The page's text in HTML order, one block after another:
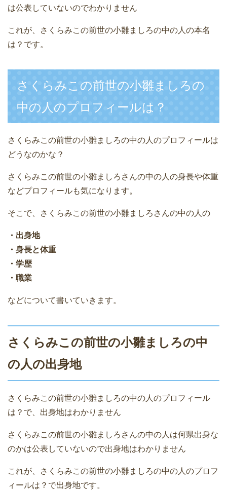
は公表していないのでわかりません
これが、さくらみこの前世の小雛ましろの中の人の本名
は？です。
さくらみこの前世の小雛ましろの
中の人のプロフィールは？
さくらみこの前世の小雛ましろの中の人のプロフィールは
どうなのかな？
さくらみこの前世の小雛ましろさんの中の人の身長や体重
などプロフィールも気になります。
そこで、さくらみこの前世の小雛ましろさんの中の人の
・出身地
・身長と体重
・学歴
・職業
などについて書いていきます。
さくらみこの前世の小雛ましろの中
の人の出身地
さくらみこの前世の小雛ましろの中の人のプロフィール
は？で、出身地はわかりません
さくらみこの前世の小雛ましろさんの中の人は何県出身な
のかは公表していないので出身地はわかりません
これが、さくらみこの前世の小雛ましろの中の人のプロフ
ィールは？で出身地です。